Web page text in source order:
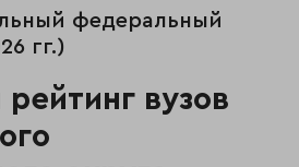
федеральный
гг.)
вузов